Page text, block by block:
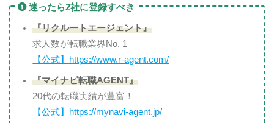
迷ったら2社に登録すべき
『リクルートエージェント』
求人数が転職業界No. 1
【公式】https://www.r-agent.com/
『マイナビ転職AGENT』
20代の転職実績が豊富！
【公式】https://mynavi-agent.jp/